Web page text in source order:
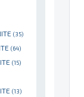
(35)
(64)
(15)
(13)